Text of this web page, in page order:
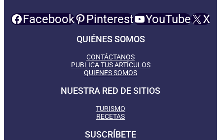
Facebook Pinterest YouTube X
QUIÉNES SOMOS
CONTÁCTANOS
PUBLICA TUS ARTÍCULOS
QUIENES SOMOS
NUESTRA RED DE SITIOS
TURISMO
RECETAS
SUSCRÍBETE